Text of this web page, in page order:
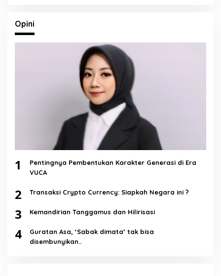
Opini
1
Pentingnya Pembentukan Karakter Generasi di Era
VUCA
2 Transaksi Crypto Currency: Siapkah Negara ini ?
3 Kemandirian Tanggamus dan Hilirisasi
4
Guratan Asa, ‘Sabak dimata’ tak bisa
disembunyikan..